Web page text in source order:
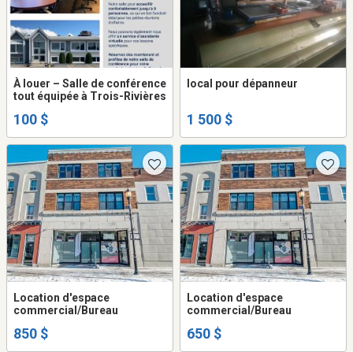
À louer – Salle de conférence
tout équipée à Trois-Rivières
100 $
local pour dépanneur
1 500 $
Location d'espace
commercial/Bureau
850 $
Location d'espace
commercial/Bureau
650 $